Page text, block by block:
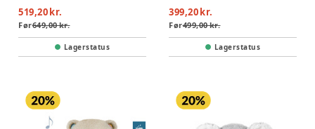
519,20 kr.
Før649,00 kr.
Lagerstatus
399,20 kr.
Før499,00 kr.
Lagerstatus